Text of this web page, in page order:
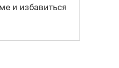
и избавиться